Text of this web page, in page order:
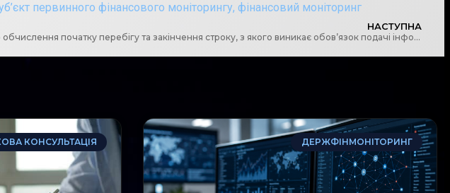
первинного фінансового моніторингу, фінансовий моніторинг
НАСТУПНА
Щодо обчислення початку перебігу та закінчення строку, з якого виникає обов’язок подачі інформації про кінцевого бенефіціарного власника та структуру власності
КОНСУЛЬТАЦІЯ ДЕРЖФІНМОНІТОРИНГ